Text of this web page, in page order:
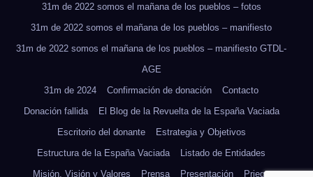
31m de 2022 somos el mañana de los pueblos – fotos
31m de 2022 somos el mañana de los pueblos – manifiesto
31m de 2022 somos el mañana de los pueblos – manifiesto GTDL-
AGE
31m de 2024
Confirmación de donación
Contacto
Donación fallida
El Blog de la Revuelta de la España Vaciada
Escritorio del donante
Estrategia y Objetivos
Estructura de la España Vaciada
Listado de Entidades
Misión, Visión y Valores
Prensa Presentación Priego